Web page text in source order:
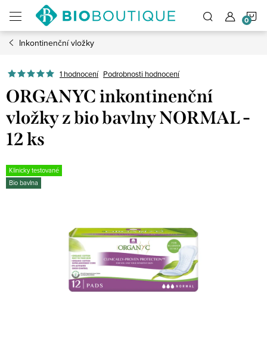
obsah
Inkontinenční vložky
1 hodnocení Podrobnosti hodnocení
ORGANYC inkontinenční
vložky z bio bavlny NORMAL -
12 ks
Klinicky testované
Bio bavlna